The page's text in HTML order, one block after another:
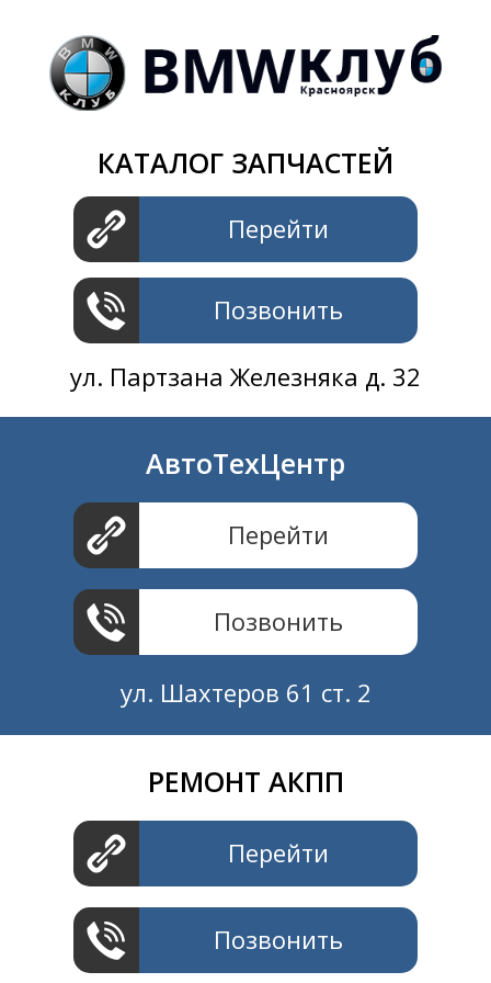
КАТАЛОГ ЗАПЧАСТЕЙ
Перейти
Позвонить
ул. Партзана Железняка д. 32
АвтоТехЦентр
Перейти
Позвонить
ул. Шахтеров 61 ст. 2
РЕМОНТ АКПП
Перейти
Позвонить
+7 391 2801414
ул. Шахтеров 61 ст.2
+7 391 2311414
ул. Шахтеров 61 ст.2